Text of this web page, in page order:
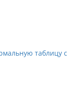
таблицу с